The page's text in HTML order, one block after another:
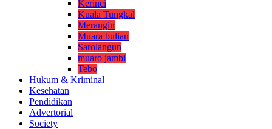
Kerinci
Kuala Tungkal
Merangin
Muara bulian
Sarolangun
muaro jambi
Tebo
Hukum & Kriminal
Kesehatan
Pendidikan
Advertorial
Society